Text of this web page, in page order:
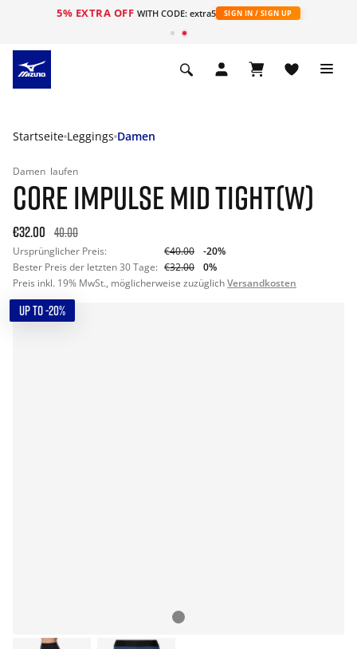
5% EXTRA OFF WITH CODE: extra5 SIGN IN / SIGN UP
Startseite Leggings Damen
Damen laufen
CORE IMPULSE MID TIGHT(W)
€32.00 40.00
Ursprünglicher Preis: €40.00
-20%
Bester Preis der letzten 30 Tage: €32.00
0%
Preis inkl. 19% MwSt., möglicherweise zuzüglichVersandkosten
UP TO -20%